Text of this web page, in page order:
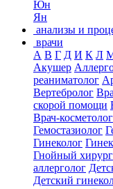
Юн
Ян
анализы и
врачи
А В Г Д И К Л
Акушер
реаниматолог
Вертебролог
скорой помощи
Врач-косметолог
Гемостазиолог
Гинеколог
Гнойный хирург
аллерголог
Детский